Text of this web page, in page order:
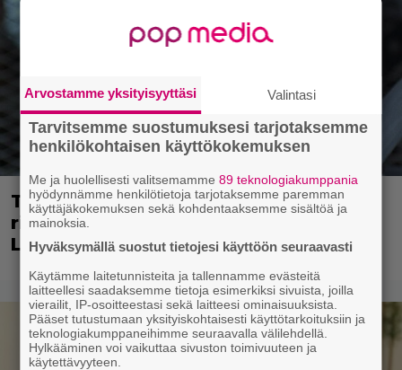
Tänään tv:ssä: Viiden tähden
rikostarina 30 vuoden takaa –
Lajityyppinsä parhaita elokuvia
Arvostamme yksityisyyttäsi Valintasi
Tarvitsemme suostumuksesi tarjotaksemme
henkilökohtaisen käyttökokemuksen
Me ja huolellisesti valitsemamme89 teknologiakumppania
hyödynnämme henkilötietoja tarjotaksemme paremman
käyttäjäkokemuksen sekä kohdentaaksemme sisältöä ja
mainoksia.
Hyväksymällä suostut tietojesi käyttöön seuraavasti
Käytämme laitetunnisteita ja tallennamme evästeitä
laitteellesi saadaksemme tietoja esimerkiksi sivuista, joilla
vierailit, IP-osoitteestasi sekä laitteesi ominaisuuksista.
Pääset tutustumaan yksityiskohtaisesti käyttötarkoituksiin ja
teknologiakumppaneihimme seuraavalla välilehdellä.
Hylkääminen voi vaikuttaa sivuston toimivuuteen ja
käytettävyyteen.